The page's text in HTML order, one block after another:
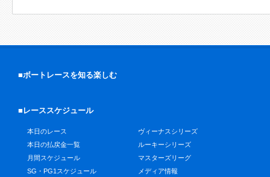
■ボートレースを知る楽しむ
■レーススケジュール
本日のレース
本日の払戻金一覧
月間スケジュール
SG・PG1スケジュール
ヴィーナスシリーズ
ルーキーシリーズ
マスターズリーグ
メディア情報